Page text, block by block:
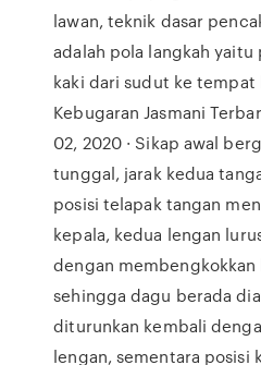
lawan, teknik dasar
adalah pola langkah yaitu
kaki dari sudut ke tempat
Kebugaran Jasmani
02, 2020 · Sikap awal
tunggal, jarak kedua
posisi telapak tangan
kepala, kedua lengan
dengan membengkokkan
sehingga dagu berada
diturunkan kembali
lengan, sementara posisi